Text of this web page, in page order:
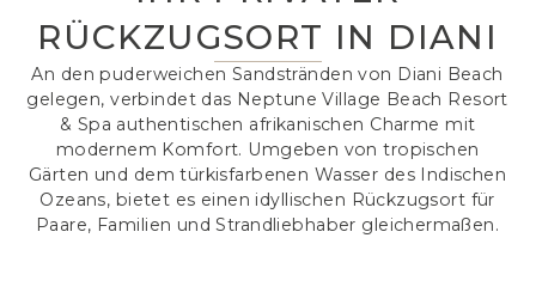
RÜCKZUGSORT IN DIANI
An den puderweichen Sandstränden von Diani Beach
gelegen, verbindet das Neptune Village Beach Resort
& Spa authentischen afrikanischen Charme mit
modernem Komfort. Umgeben von tropischen
Gärten und dem türkisfarbenen Wasser des Indischen
Ozeans, bietet es einen idyllischen Rückzugsort für
Paare, Familien und Strandliebhaber gleichermaßen.